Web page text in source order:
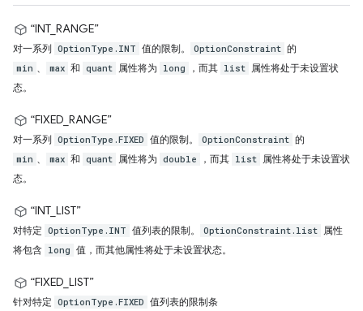
“INT_RANGE”
对一系列 OptionType.INT 值的限制。 OptionConstraint 的
min 、 max 和 quant 属性将为 long ，而其 list 属性将处于未设置状
态。
“FIXED_RANGE”
对一系列 OptionType.FIXED 值的限制。 OptionConstraint 的
min 、 max 和 quant 属性将为 double ，而其 list 属性将处于未设置状
态。
“INT_LIST”
对特定 OptionType.INT 值列表的限制。 OptionConstraint.list 属性
将包含 long 值，而其他属性将处于未设置状态。
“FIXED_LIST”
针对特定 OptionType.FIXED 值列表的限制条